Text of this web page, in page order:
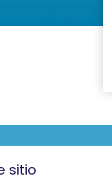
sitio